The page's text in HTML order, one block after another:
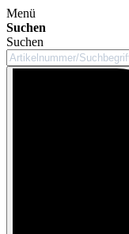
Menü
Suchen
Suchen